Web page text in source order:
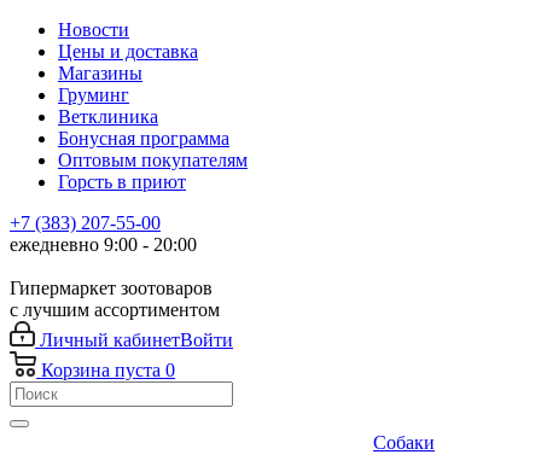
Новости
Цены и доставка
Магазины
Груминг
Ветклиника
Бонусная программа
Оптовым покупателям
Горсть в приют
+7 (383) 207-55-00
ежедневно 9:00 - 20:00
Гипермаркет зоотоваров
с лучшим ассортиментом
Личный кабинетВойти
Корзина пуста 0
Собаки